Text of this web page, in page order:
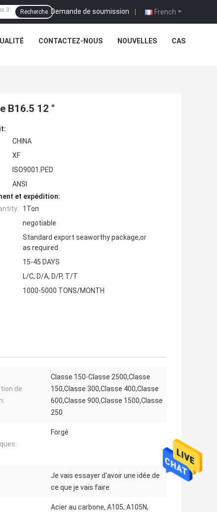
French
Demande de soumission |
Recherche
CONTACTEZ-NOUS NOUVELLES CAS
B16.5 12 "
CHINA
XF
ISO9001.PED
ANSI
et expédition:
1Ton
negotiable
Standard export seaworthy package,or
as required
15-45 DAYS
L/C, D/A, D/P, T/T
1000-5000 TONS/MONTH
de
Classe 150-Classe 2500,Classe
150,Classe 300,Classe 400,Classe
600,Classe 900,Classe 1500,Classe
250
Forgé
Je vais essayer d'avoir une idée de
ce que je vais faire.
Acier au carbone, A105, A105N,